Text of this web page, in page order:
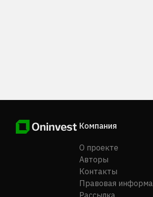
расположенном в Канаде.
Компания
О проекте
Авторы
Контакты
Правовая
Рассылка